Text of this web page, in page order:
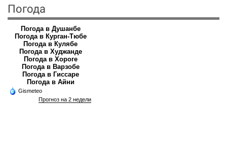
Погода
Погода в Душанбе
Погода в Курган-Тюбе
Погода в Кулябе
Погода в Худжанде
Погода в Хороге
Погода в Варзобе
Погода в Гиссаре
Погода в Айни
Gismeteo
Прогноз на 2 недели